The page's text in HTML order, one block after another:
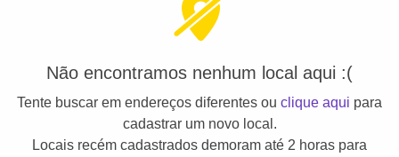
Não encontramos nenhum local aqui :(
Tente buscar em endereços diferentes ou clique aqui para
cadastrar um novo local.
Locais recém cadastrados demoram até 2 horas para